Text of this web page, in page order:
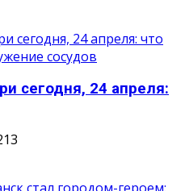
сегодня, 24 апреля: